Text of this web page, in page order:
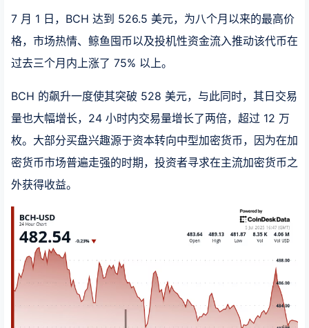
7 月 1 日，BCH 达到 526.5 美元，为八个月以来的最高价
格，市场热情、鲸鱼囤币以及投机性资金流入推动该代币在
过去三个月内上涨了 75% 以上。
BCH 的飙升一度使其突破 528 美元，与此同时，其日交易
量也大幅增长，24 小时内交易量增长了两倍，超过 12 万
枚。大部分买盘兴趣源于资本转向中型加密货币，因为在加
密货币市场普遍走强的时期，投资者寻求在主流加密货币之
外获得收益。